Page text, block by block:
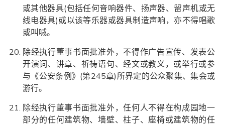
或其他器具(包括任何音响器件、扬声器、留声机或无
线电器具)或以该等乐器或器具制造声响，亦不得唱歌
或叫喊。
除经执行董事书面批准外，不得作广告宣传、发表公
开演词、讲章、祈祷语句、经文或教义，或举行或参
与《公安条例》(第245章)所界定的公众聚集、集会或
游行。
除经执行董事书面批准外，任何人不得在构成园地一
部分的任何建筑物、墙壁、柱子、座椅或建筑物的任